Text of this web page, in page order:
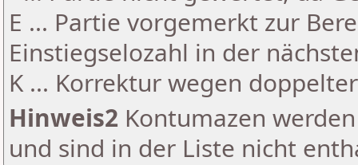
E ... Partie vorgemerkt zur
Einstiegselozahl in der
K ... Korrektur wegen
Hinweis2 Kontumazen
und sind in der Liste nicht